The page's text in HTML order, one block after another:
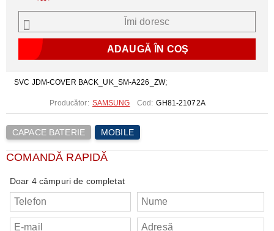
SVC JDM-COVER BACK_UK_SM-A226_ZW;
Producător: SAMSUNG Cod: GH81-21072A
CAPACE BATERIE MOBILE
COMANDĂ RAPIDĂ
Doar 4 câmpuri de completat
Îmi doresc